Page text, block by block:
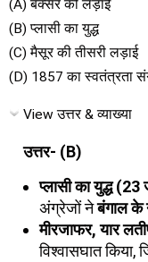
(A) बक्सर की लड़ाई
(B) प्लासी का युद्ध
(C) मैसूर की तीसरी लड़ाई
(D) 1857 का स्वतंत्रता
View उत्तर & व्याख्या
उत्तर- (B)
प्लासी का युद्ध
अंग्रेजों नेबंगाल के
मीरजाफर, यार
विश्वासघात किया,